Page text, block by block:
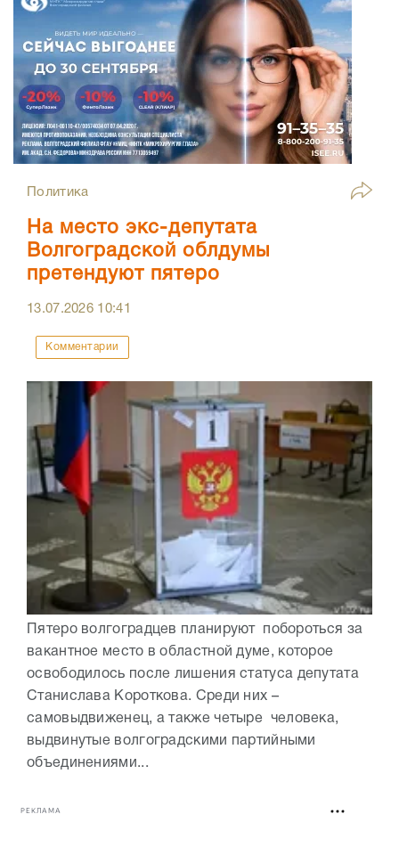
Политика
На место экс-депутата
Волгоградской облдумы
претендуют пятеро
13.07.2026 10:41
Комментарии
Пятеро волгоградцев планируют побороться за
вакантное место в областной думе, которое
освободилось после лишения статуса депутата
Станислава Короткова. Среди них –
самовыдвиженец, а также четыре человека,
выдвинутые волгоградскими партийными
объединениями...
РЕКЛАМА